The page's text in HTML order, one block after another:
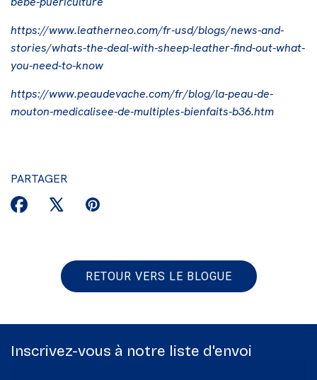
https://www.leatherneo.com/fr-usd/blogs/news-and-
stories/whats-the-deal-with-sheep-leather-find-out-what-
you-need-to-know
https://www.peaudevache.com/fr/blog/la-peau-de-
mouton-medicalisee-de-multiples-bienfaits-b36.htm
PARTAGER
RETOUR VERS LE BLOGUE
Inscrivez-vous à notre liste d'envoi